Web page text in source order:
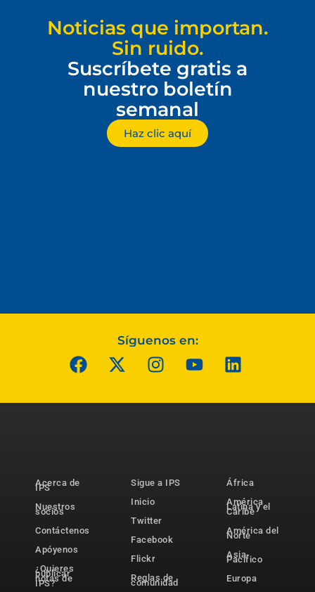
Noticias que importan.
Sin ruido.
Suscríbete gratis a
nuestro boletín
semanal
Haz clic aquí
Síguenos en:
Acerca de
IPS
Nuestros
socios
Contáctenos
Apóyenos
¿Quieres
publicar
notas de
IPS?
Sigue a IPS
Inicio
Twitter
Facebook
Flickr
Reglas de
comunidad
África
América
Latina y el
Caribe
América del
Norte
Asia-
Pacífico
Europa